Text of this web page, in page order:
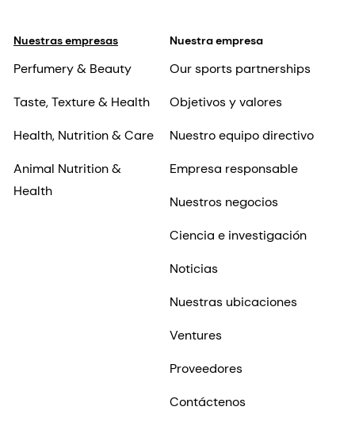
Nuestras empresas
Perfumery & Beauty
Taste, Texture & Health
Health, Nutrition & Care
Animal Nutrition &
Health
Nuestra empresa
Our sports partnerships
Objetivos y valores
Nuestro equipo directivo
Empresa responsable
Nuestros negocios
Ciencia e investigación
Noticias
Nuestras ubicaciones
Ventures
Proveedores
Contáctenos